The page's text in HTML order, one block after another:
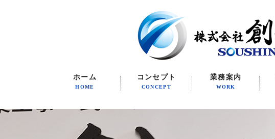
ホーム
HOME
コンセプト
CONCEPT
業務案内
WORK